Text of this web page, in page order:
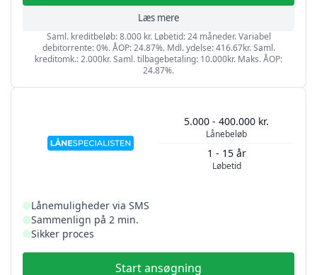
Læs mere
Saml. kreditbeløb: 8.000 kr. Løbetid: 24 måneder. Variabel
debitorrente: 0%. ÅOP: 24.87%. Mdl. ydelse: 416.67kr. Saml.
kreditomk.: 2.000kr. Saml. tilbagebetaling: 10.000kr. Maks. ÅOP:
24.87%.
Lånebeløb
5.000 - 400.000 kr.
Løbetid
1 - 15 år
Lånemuligheder via SMS
Sammenlign på 2 min.
Sikker proces
Start ansøgning